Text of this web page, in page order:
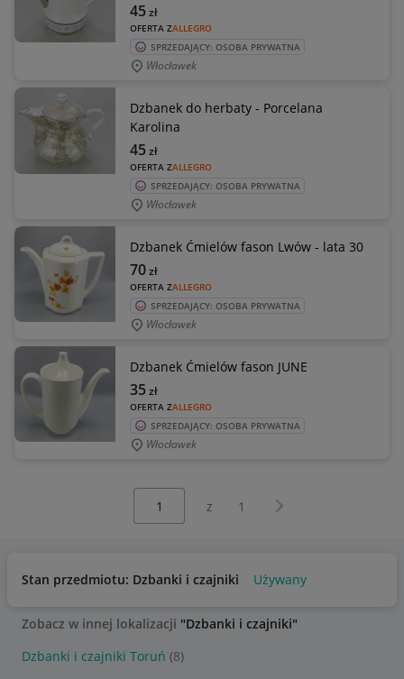
OFERTA ZALLEGRO
45zł
SPRZEDAJĄCY: OSOBA PRYWATNA
Włocławek
Dzbanek do herbaty - Porcelana
Karolina
OFERTA ZALLEGRO
45zł
SPRZEDAJĄCY: OSOBA PRYWATNA
Włocławek
Dzbanek Ćmielów fason Lwów - lata 30
OFERTA ZALLEGRO
70zł
SPRZEDAJĄCY: OSOBA PRYWATNA
Włocławek
Dzbanek Ćmielów fason JUNE
OFERTA ZALLEGRO
35zł
SPRZEDAJĄCY: OSOBA PRYWATNA
Włocławek
z 1 Następna strona
Stan przedmiotu: Dzbanki i czajniki Używany
Zobacz w innej lokalizacji "Dzbanki i czajniki"
Dzbanki i czajniki Toruń (8)